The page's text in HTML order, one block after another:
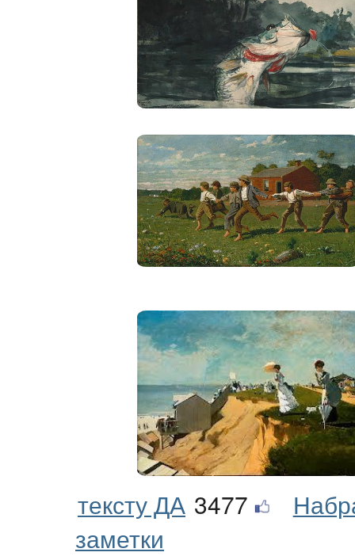
тексту ДА 3477
заметки